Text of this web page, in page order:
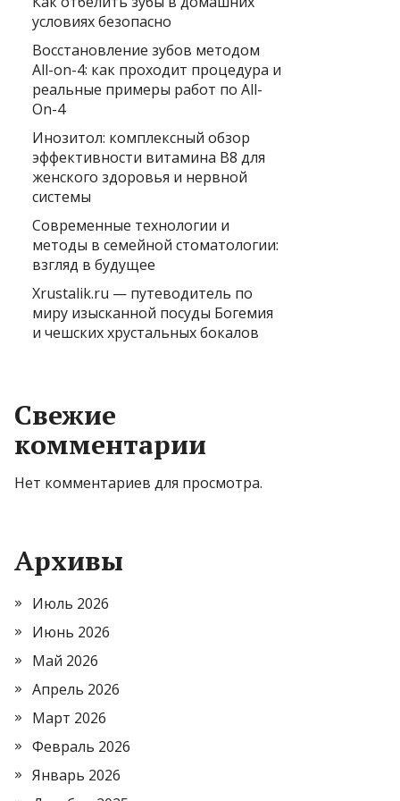
условиях безопасно
Восстановление зубов методом
All-on-4: как проходит процедура и
реальные примеры работ по All-
On-4
Инозитол: комплексный обзор
эффективности витамина B8 для
женского здоровья и нервной
системы
Современные технологии и
методы в семейной стоматологии:
взгляд в будущее
Xrustalik.ru — путеводитель по
миру изысканной посуды Богемия
и чешских хрустальных бокалов
Свежие
комментарии
Нет комментариев для просмотра.
Архивы
Июль 2026
Июнь 2026
Май 2026
Апрель 2026
Март 2026
Февраль 2026
Январь 2026